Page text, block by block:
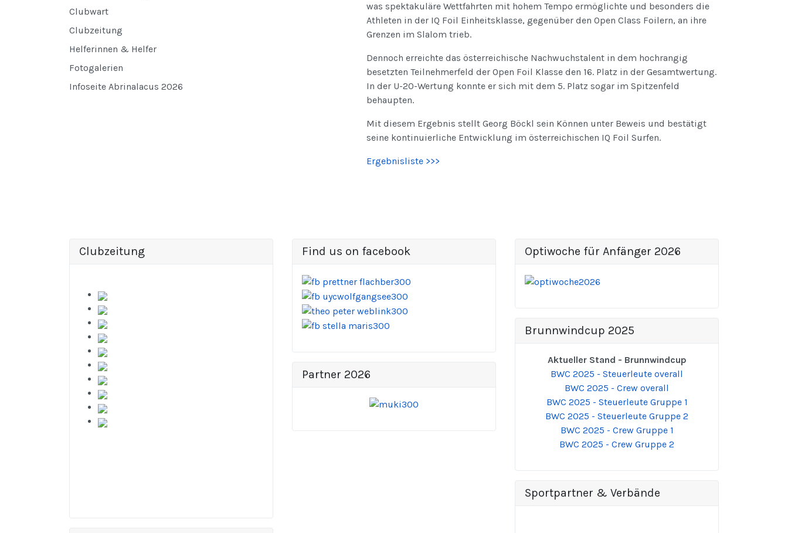
was spektakuläre Wettfahrten mit hohem Tempo ermöglichte und besonders die
Athleten in der IQ Foil Einheitsklasse, gegenüber den Open Class Foilern, an ihre
Grenzen im Slalom trieb.
Dennoch erreichte das österreichische Nachwuchstalent in dem hochrangig
besetzten Teilnehmerfeld der Open Foil Klasse den 16. Platz in der Gesamtwertung.
In der U-20-Wertung konnte er sich mit dem 5. Platz sogar im Spitzenfeld
behaupten.
Mit diesem Ergebnis stellt Georg Böckl sein Können unter Beweis und bestätigt
seine kontinuierliche Entwicklung im österreichischen IQ Foil Surfen.
Ergebnisliste >>>
Clubwart
Clubzeitung
Helferinnen & Helfer
Fotogalerien
Infoseite Abrinalacus 2026
Clubzeitung Find us on facebook
Partner 2026
Optiwoche für Anfänger 2026
Brunnwindcup 2025
Aktueller Stand - Brunnwindcup
BWC 2025 - Steuerleute overall
BWC 2025 - Crew overall
BWC 2025 - Steuerleute Gruppe 1
BWC 2025 - Steuerleute Gruppe 2
BWC 2025 - Crew Gruppe 1
BWC 2025 - Crew Gruppe 2
Sportpartner & Verbände